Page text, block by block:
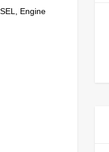
Engine